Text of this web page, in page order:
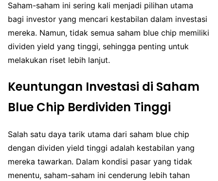
Saham-saham ini sering kali menjadi pilihan utama
bagi investor yang mencari kestabilan dalam investasi
mereka. Namun, tidak semua saham blue chip memiliki
dividen yield yang tinggi, sehingga penting untuk
melakukan riset lebih lanjut.
Keuntungan Investasi di Saham
Blue Chip Berdividen Tinggi
Salah satu daya tarik utama dari saham blue chip
dengan dividen yield tinggi adalah kestabilan yang
mereka tawarkan. Dalam kondisi pasar yang tidak
menentu, saham-saham ini cenderung lebih tahan